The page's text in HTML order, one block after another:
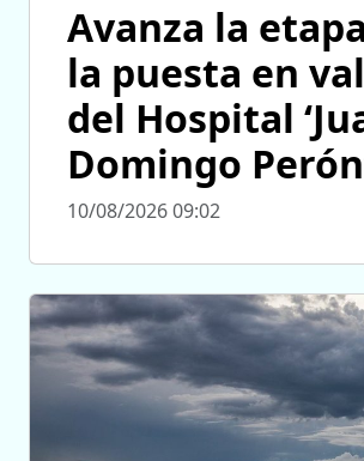
Avanza la
la puesta en
del Hospital
Domingo
10/08/2026 09:02